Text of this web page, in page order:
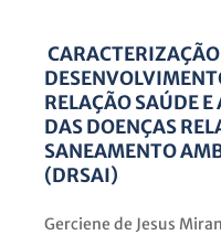
RELAÇÃO SAÚDE
DAS DOENÇAS
SANEAMENTO
(DRSAI)
Gerciene de Jesus